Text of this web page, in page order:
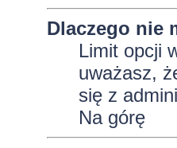
Dlaczego nie
Limit opcji
uważasz,
się z
Na górę